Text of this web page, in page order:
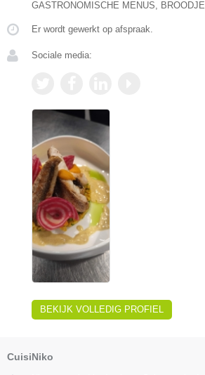
GASTRONOMISCHE MENUS,
Er wordt gewerkt op afspraak.
Sociale media:
BEKIJK VOLLEDIG PROFIEL
CuisiNiko